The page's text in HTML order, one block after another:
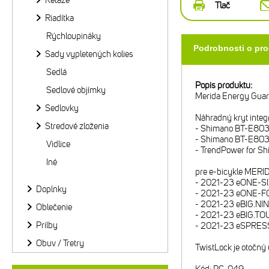
Tlač
Podrobnosti o
Popis produktu:
Merida Energy
Náhradný kryt
- Shimano BT-
- Shimano BT-
- TrendPower for
pre e-bicykle
- 2021-23 eONE-
- 2021-23 eONE-
- 2021-23
- 2021-23
- 2021-23
TwistLock je
Riadítka
Rýchloupináky
Sady vypletených kolies
Sedlá
Sedlové objímky
Sedlovky
Stredové zloženia
Vidlice
Iné
Doplnky
Oblečenie
Prilby
Obuv / Tretry